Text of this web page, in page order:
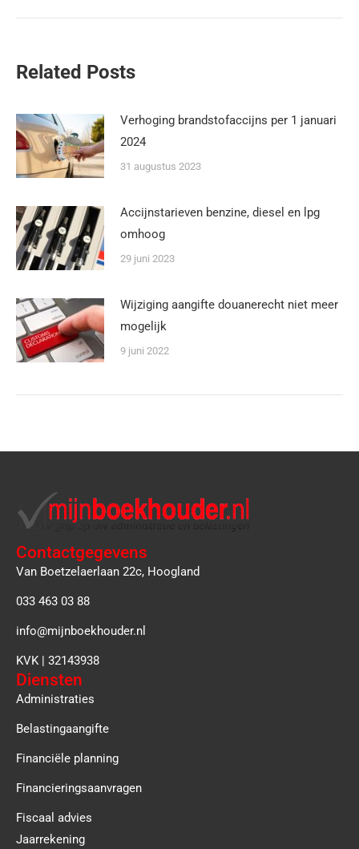
Related Posts
Verhoging brandstofaccijns per 1 januari
2024
31 augustus 2023
Accijnstarieven benzine, diesel en lpg
omhoog
29 juni 2023
Wijziging aangifte douanerecht niet meer
mogelijk
9 juni 2022
Contactgegevens
Van Boetzelaerlaan 22c, Hoogland
033 463 03 88
info@mijnboekhouder.nl
KVK | 32143938
Diensten
Administraties
Belastingaangifte
Financiële planning
Financieringsaanvragen
Fiscaal advies
Jaarrekening